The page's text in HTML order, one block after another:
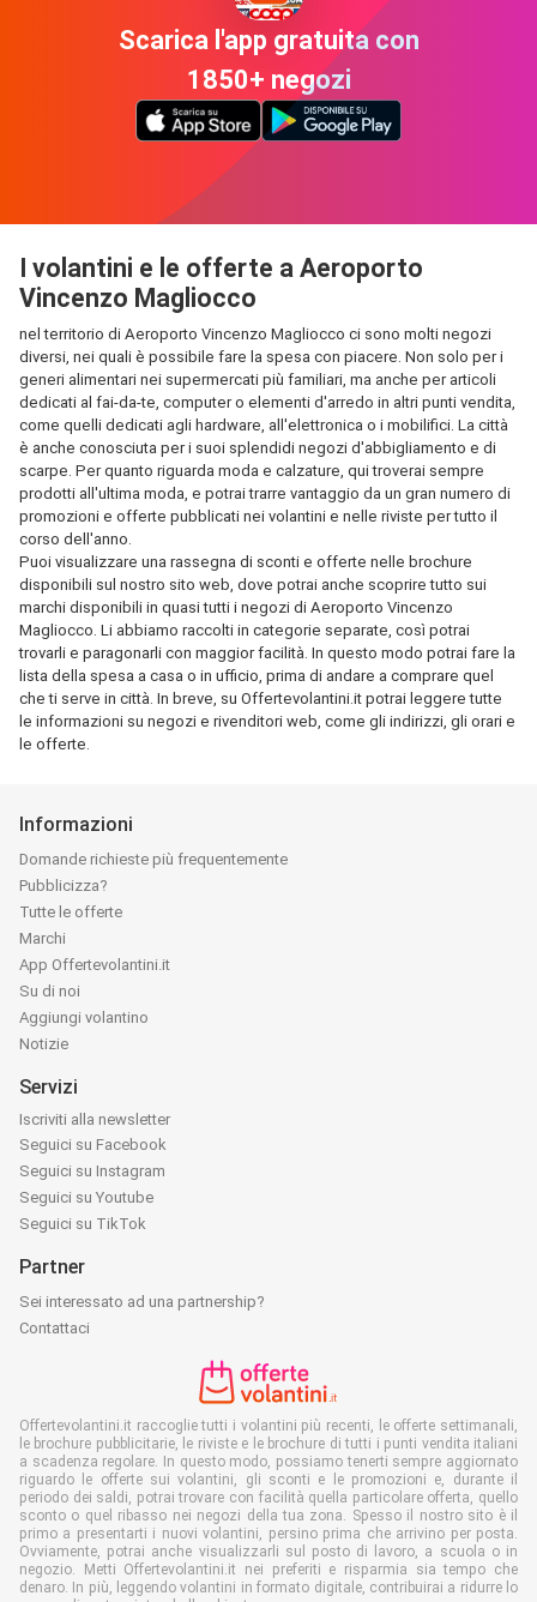
Scarica l'app gratuita con
1850+ negozi
I volantini e le offerte a Aeroporto
Vincenzo Magliocco
nel territorio di Aeroporto Vincenzo Magliocco ci sono molti negozi
diversi, nei quali è possibile fare la spesa con piacere. Non solo per i
generi alimentari nei supermercati più familiari, ma anche per articoli
dedicati al fai-da-te, computer o elementi d'arredo in altri punti vendita,
come quelli dedicati agli hardware, all'elettronica o i mobilifici. La città
è anche conosciuta per i suoi splendidi negozi d'abbigliamento e di
scarpe. Per quanto riguarda moda e calzature, qui troverai sempre
prodotti all'ultima moda, e potrai trarre vantaggio da un gran numero di
promozioni e offerte pubblicati nei volantini e nelle riviste per tutto il
corso dell'anno.
Puoi visualizzare una rassegna di sconti e offerte nelle brochure
disponibili sul nostro sito web, dove potrai anche scoprire tutto sui
marchi disponibili in quasi tutti i negozi di Aeroporto Vincenzo
Magliocco. Li abbiamo raccolti in categorie separate, così potrai
trovarli e paragonarli con maggior facilità. In questo modo potrai fare la
lista della spesa a casa o in ufficio, prima di andare a comprare quel
che ti serve in città. In breve, su Offertevolantini.it potrai leggere tutte
le informazioni su negozi e rivenditori web, come gli indirizzi, gli orari e
le offerte.
Informazioni
Domande richieste più frequentemente
Pubblicizza?
Tutte le offerte
Marchi
App Offertevolantini.it
Su di noi
Aggiungi volantino
Notizie
Servizi
Iscriviti alla newsletter
Seguici su Facebook
Seguici su Instagram
Seguici su Youtube
Seguici su TikTok
Partner
Sei interessato ad una partnership?
Contattaci
Offertevolantini.it raccoglie tutti i volantini più recenti, le offerte settimanali,
le brochure pubblicitarie, le riviste e le brochure di tutti i punti vendita italiani
a scadenza regolare. In questo modo, possiamo tenerti sempre aggiornato
riguardo le offerte sui volantini, gli sconti e le promozioni e, durante il
periodo dei saldi, potrai trovare con facilità quella particolare offerta, quello
sconto o quel ribasso nei negozi della tua zona. Spesso il nostro sito è il
primo a presentarti i nuovi volantini, persino prima che arrivino per posta.
Ovviamente, potrai anche visualizzarli sul posto di lavoro, a scuola o in
negozio. Metti Offertevolantini.it nei preferiti e risparmia sia tempo che
denaro. In più, leggendo volantini in formato digitale, contribuirai a ridurre lo